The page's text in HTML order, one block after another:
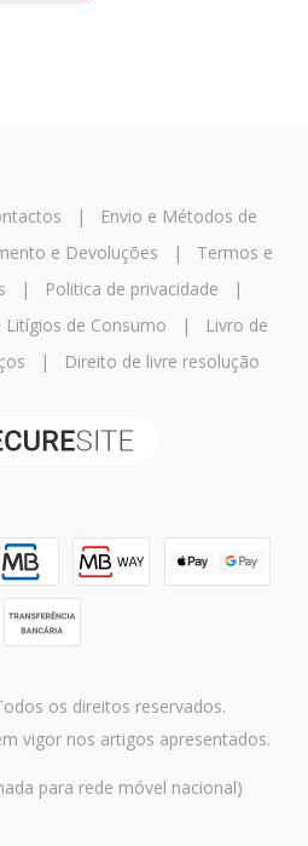
|
Envio e Métodos de
e Devoluções | Termos e
| Politica de privacidade |
Litígios de Consumo |
Livro de
| Direito de livre resolução
os direitos reservados.
vigor nos artigos apresentados.
para rede móvel nacional)